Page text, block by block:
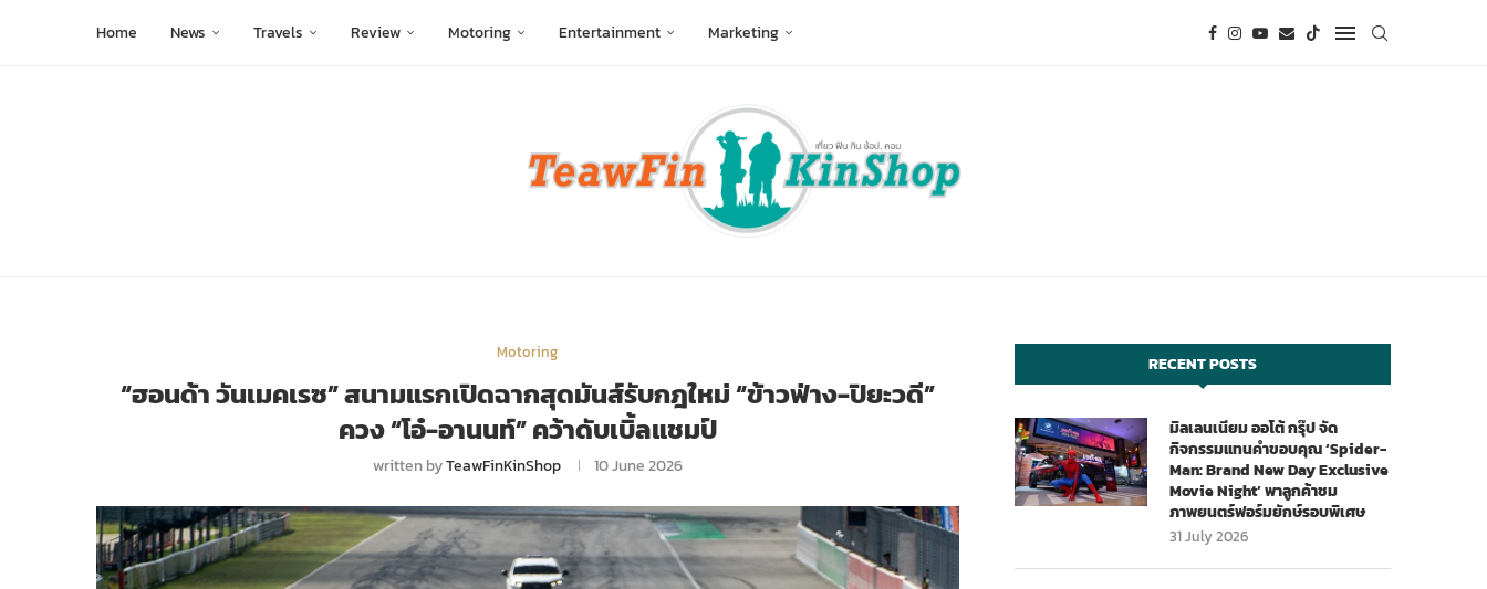
Home News Travels Review Motoring Entertainment Marketing
Motoring
“ฮอนด้า วันเมคเรซ” สนามแรกเปิดฉากสุดมันส์รับกฎใหม่ “ข้าวฟ่าง-ปิยะวดี”
ควง “โอ๋-อานนท์” คว้าดับเบิ้ลแชมป์
written byTeawFinKinShop 10 June 2026
RECENT POSTS
มิลเลนเนียม ออโต้ กรุ๊ป จัด
กิจกรรมแทนคำขอบคุณ ‘Spider-
Man: Brand New Day Exclusive
Movie Night’ พาลูกค้าชม
ภาพยนตร์ฟอร์มยักษ์รอบพิเศษ
31 July 2026